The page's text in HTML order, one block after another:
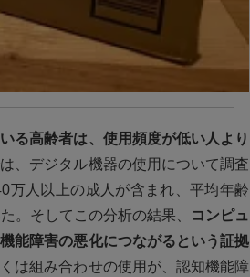
る高齢者は、使用頻度が低い人より
、デジタル機器の使用について調査
万人以上の成人が含まれ、平均年齢
。そしてこの分析の結果、
コンピュ
能障害の悪化につながるという証拠
は組み合わせの使用が、認知機能障